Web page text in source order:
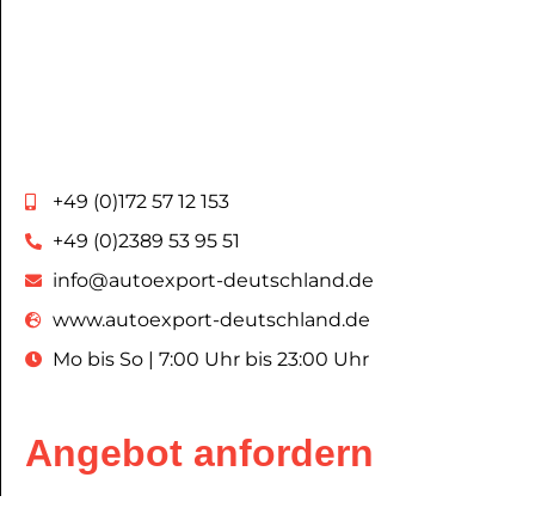
+49 (0)172 57 12 153
+49 (0)2389 53 95 51
info@autoexport-deutschland.de
www.autoexport-deutschland.de
Mo bis So | 7:00 Uhr bis 23:00 Uhr
Angebot anfordern